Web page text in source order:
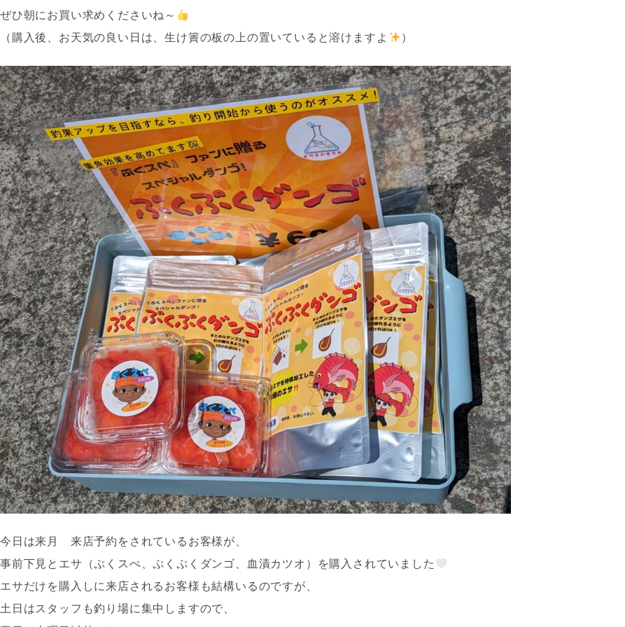
ぜひ朝にお買い求めくださいね～
（購入後、お天気の良い日は、生け簀の板の上の置いていると溶けますよ
）
今日は来月 来店予約をされているお客様が、
事前下見とエサ（ぷくスぺ、ぷくぷくダンゴ、血漬カツオ）を購入されていました
エサだけを購入しに来店されるお客様も結構いるのですが、
土日はスタッフも釣り場に集中しますので、